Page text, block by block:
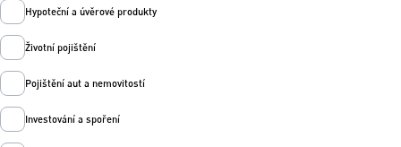
Hypoteční a úvěrové produkty
Životní pojištění
Pojištění aut a nemovitostí
Investování a spoření